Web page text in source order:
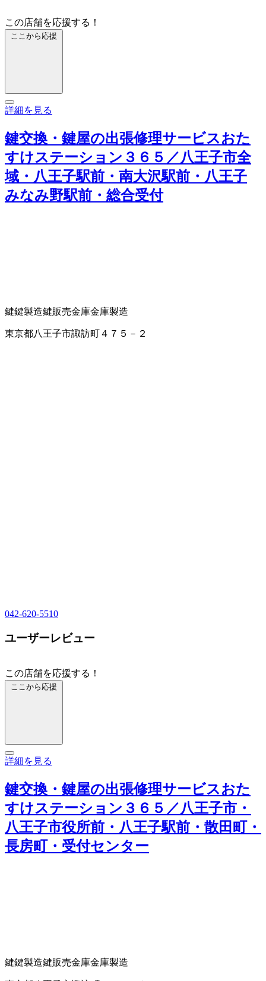
この店舗を応援する！
ここから応援
詳細を見る
鍵交換・鍵屋の出張修理サービスおた
すけステーション３６５／八王子市全
域・八王子駅前・南大沢駅前・八王子
みなみ野駅前・総合受付
鍵鍵製造鍵販売金庫金庫製造
東京都八王子市諏訪町４７５－２
042-620-5510
ユーザーレビュー
この店舗を応援する！
ここから応援
詳細を見る
鍵交換・鍵屋の出張修理サービスおた
すけステーション３６５／八王子市・
八王子市役所前・八王子駅前・散田町・
長房町・受付センター
鍵鍵製造鍵販売金庫金庫製造